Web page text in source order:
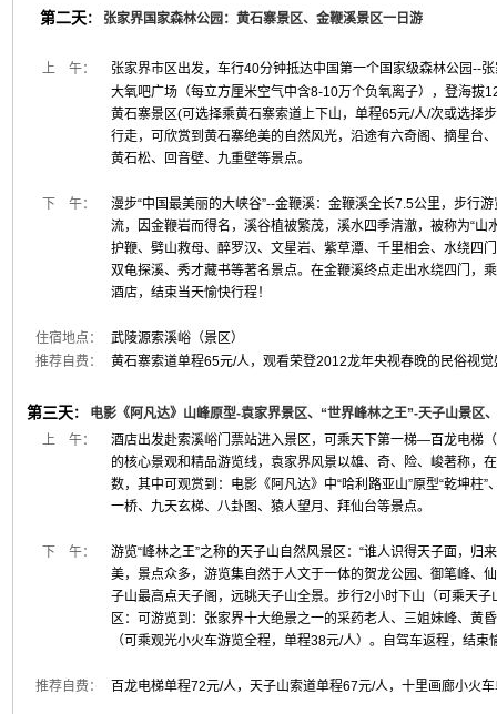
第二天： 张家界国家森林公园：黄石寨景区、金鞭溪景区一日游
上 午：
张家界市区出发，车行40分钟抵达中国第一个国家级森林公园--
大氧吧广场（每立方厘米空气中含8-10万个负氧离子），登海拔
黄石寨景区(可选择乘黄石寨索道上下山，单程65元/人/次或选择
行走，可欣赏到黄石寨绝美的自然风光，沿途有六奇阁、摘星台
黄石松、回音壁、九重壁等景点。
下 午：
漫步“中国最美丽的大峡谷”--金鞭溪：金鞭溪全长7.5公里，步行
流，因金鞭岩而得名，溪谷植被繁茂，溪水四季清澈，被称为“山
护鞭、劈山救母、醉罗汉、文星岩、紫草潭、千里相会、水绕四
双龟探溪、秀才藏书等著名景点。在金鞭溪终点走出水绕四门，
酒店，结束当天愉快行程！
住宿地点：
武陵源索溪峪（景区）
推荐自费：
黄石寨索道单程65元/人，观看荣登2012龙年央视春晚的民俗视
第三天：
电影《阿凡达》山峰原型-袁家界景区、“世界峰林之王”-天子山景区
上 午：
酒店出发赴索溪峪门票站进入景区，可乘天下第一梯—百龙电梯
的核心景观和精品游览线，袁家界风景以雄、奇、险、峻著称，
数，其中可观赏到：电影《阿凡达》中“哈利路亚山”原型“乾坤
一桥、九天玄梯、八卦图、猿人望月、拜仙台等景点。
下 午：
游览“峰林之王”之称的天子山自然风景区：“谁人识得天子面，归
美，景点众多，游览集自然于人文于一体的贺龙公园、御笔峰、
子山最高点天子阁，远眺天子山全景。步行2小时下山（可乘天
区：可游览到：张家界十大绝景之一的采药老人、三姐妹峰、黄
（可乘观光小火车游览全程，单程38元/人）。自驾车返程，结束
推荐自费： 百龙电梯单程72元/人，天子山索道单程67元/人，十里画廊小火